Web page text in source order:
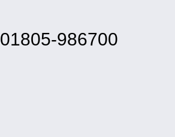
01805-986700